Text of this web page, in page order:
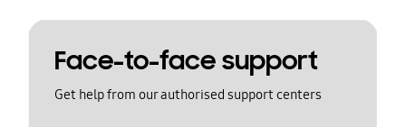
Face-to-face support
Get help from our authorised support centers